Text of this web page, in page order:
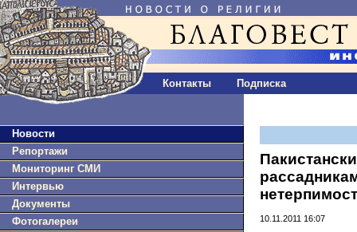
Контакты Подписка
Новости
Репортажи
Мониторинг СМИ
Интервью
Документы
Фотогалереи
10.11.2011 16:07